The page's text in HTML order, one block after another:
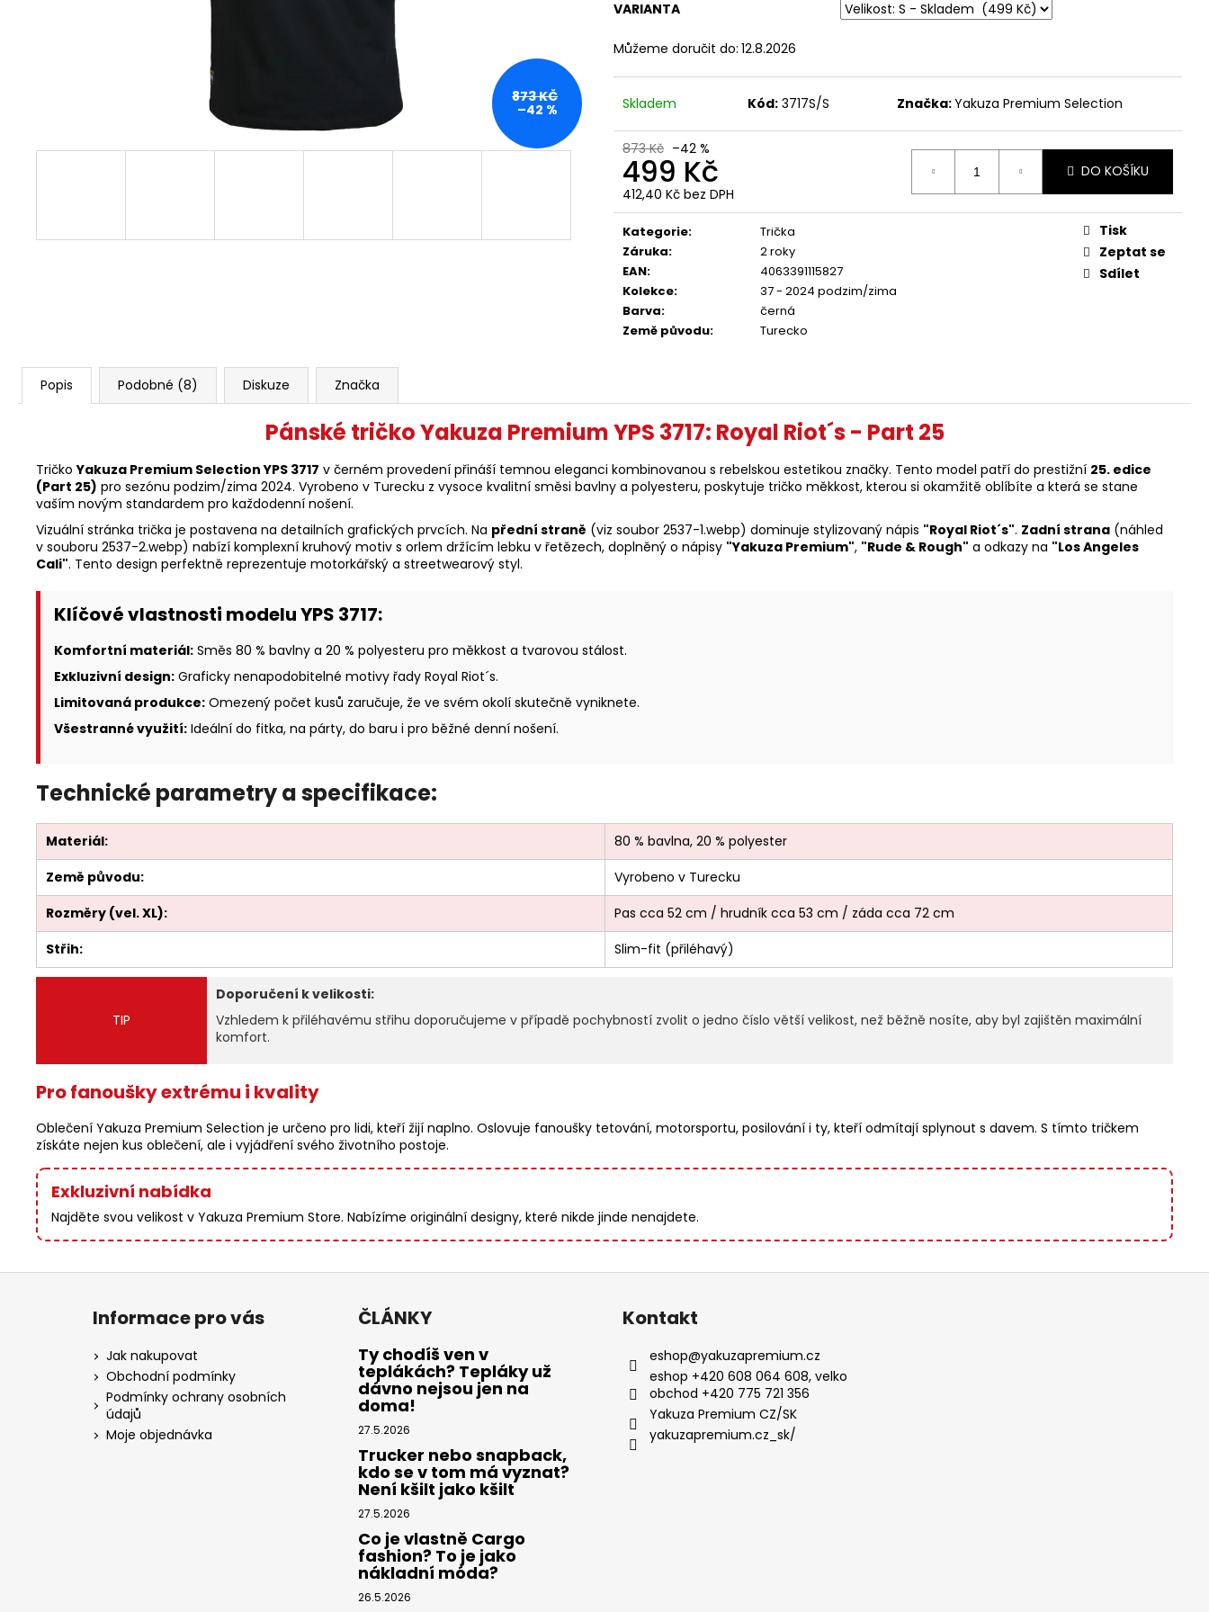
VARIANTA
Můžeme doručit do: 12.8.2026
Skladem Kód: 3717S/S Značka:Yakuza Premium Selection
873 Kč –42 %
499 Kč
412,40 Kč bez DPH
Měrná
cena:
DO KOŠÍKU
Kategorie:
Trička
Záruka:
2 roky
EAN:
4063391115827
Kolekce:
37 - 2024 podzim/zima
Barva:
černá
Země původu: Turecko
Tisk
Zeptat se
Sdílet
873 KČ
–42 %
Popis Podobné (8) Diskuze Značka
Pánské tričko Yakuza Premium YPS 3717: Royal Riot´s - Part 25
TričkoYakuza Premium Selection YPS 3717 v černém provedení přináší temnou eleganci kombinovanou s rebelskou estetikou značky. Tento model patří do prestižní 25. edice
(Part 25) pro sezónu podzim/zima 2024. Vyrobeno v Turecku z vysoce kvalitní směsi bavlny a polyesteru, poskytuje tričko měkkost, kterou si okamžitě oblíbíte a která se stane
vaším novým standardem pro každodenní nošení.
Vizuální stránka trička je postavena na detailních grafických prvcích. Na přední straně (viz soubor 2537-1.webp) dominuje stylizovaný nápis "Royal Riot´s". Zadní strana (náhled
v souboru 2537-2.webp) nabízí komplexní kruhový motiv s orlem držícím lebku v řetězech, doplněný o nápisy "Yakuza Premium", "Rude & Rough" a odkazy na "Los Angeles
Cali". Tento design perfektně reprezentuje motorkářský a streetwearový styl.
Klíčové vlastnosti modelu YPS 3717:
Komfortní materiál: Směs 80 % bavlny a 20 % polyesteru pro měkkost a tvarovou stálost.
Exkluzivní design: Graficky nenapodobitelné motivy řady Royal Riot´s.
Limitovaná produkce: Omezený počet kusů zaručuje, že ve svém okolí skutečně vyniknete.
Všestranné využití: Ideální do fitka, na párty, do baru i pro běžné denní nošení.
Technické parametry a specifikace:
Materiál:
80 % bavlna, 20 % polyester
Země původu:
Vyrobeno v Turecku
Rozměry (vel. XL):
Pas cca 52 cm / hrudník cca 53 cm / záda cca 72 cm
Střih:
Slim-fit (přiléhavý)
TIP
Doporučení k velikosti:
Vzhledem k přiléhavému střihu doporučujeme v případě pochybností zvolit o jedno číslo větší velikost, než běžně nosíte, aby byl zajištěn maximální
komfort.
Pro fanoušky extrému i kvality
Oblečení Yakuza Premium Selection je určeno pro lidi, kteří žijí naplno. Oslovuje fanoušky tetování, motorsportu, posilování i ty, kteří odmítají splynout s davem. S tímto tričkem
získáte nejen kus oblečení, ale i vyjádření svého životního postoje.
Exkluzivní nabídka
Najděte svou velikost v Yakuza Premium Store. Nabízíme originální designy, které nikde jinde nenajdete.
Informace pro vás
Jak nakupovat
Obchodní podmínky
Podmínky ochrany osobních
údajů
Moje objednávka
ČLÁNKY
Ty chodíš ven v
teplákách? Tepláky už
dávno nejsou jen na
doma!
27.5.2026
Trucker nebo snapback,
kdo se v tom má vyznat?
Není kšilt jako kšilt
27.5.2026
Co je vlastně Cargo
fashion? To je jako
nákladní móda?
26.5.2026
Kontakt
eshop@yakuzapremium.cz
eshop +420 608 064 608, velko
obchod +420 775 721 356
Yakuza Premium CZ/SK
yakuzapremium.cz_sk/